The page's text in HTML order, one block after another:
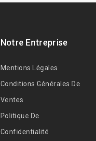
Notre Entreprise
Mentions Légales
Conditions Générales De
Ventes
Politique De
Confidentialité